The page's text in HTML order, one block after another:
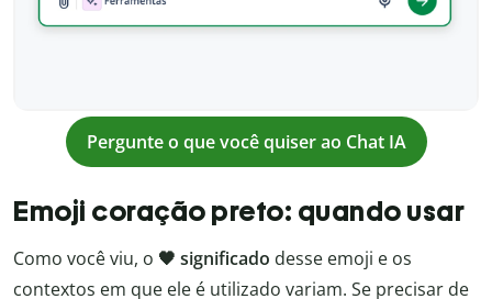
Pergunte o que você quiser ao Chat IA
Emoji coração preto: quando usar
Como você viu, o 🖤 significado desse emoji e os
contextos em que ele é utilizado variam. Se precisar de